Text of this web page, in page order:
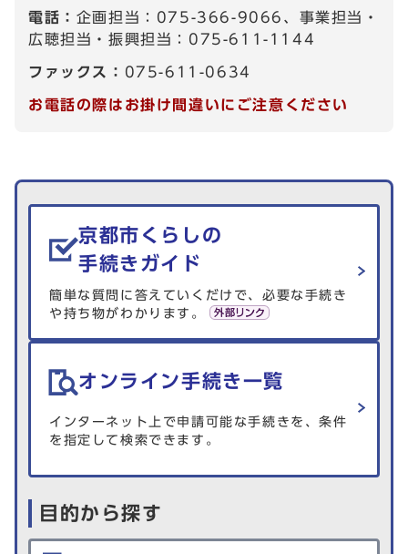
電話： 企画担当：075-366-9066、事業担当・
広聴担当・振興担当：075-611-1144
ファックス： 075-611-0634
お電話の際はお掛け間違いにご注意ください
生活情報を探す
京都市くらしの
手続きガイド
簡単な質問に答えていくだけで、必要な手続き
や持ち物がわかります。
オンライン手続き一覧
インターネット上で申請可能な手続きを、条件
を指定して検索できます。
目的から探す